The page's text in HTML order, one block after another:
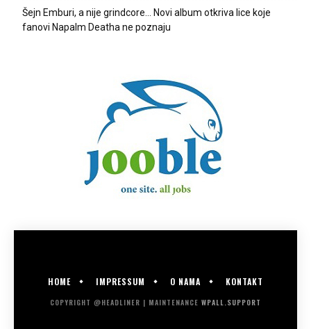
Šejn Emburi, a nije grindcore… Novi album otkriva lice koje
fanovi Napalm Deatha ne poznaju
HOME IMPRESSUM O NAMA KONTAKT
COPYRIGHT @HEADLINER | MAINTENANCE WPALL.SUPPORT